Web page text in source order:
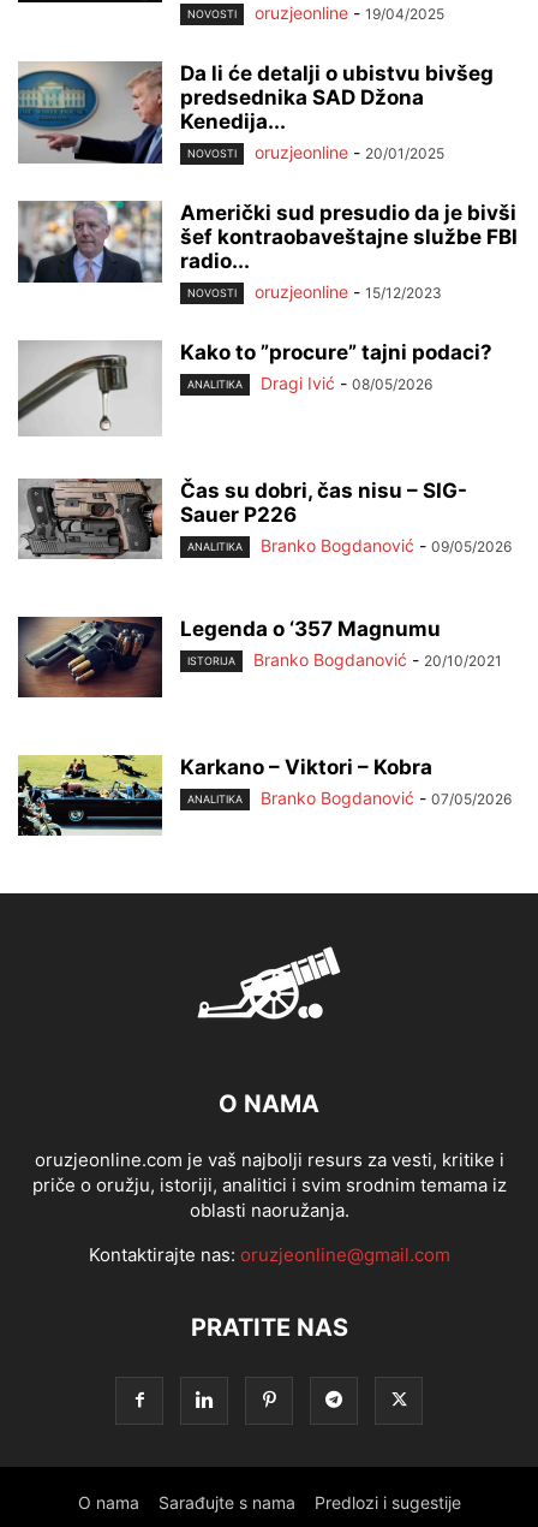
NOVOSTI oruzjeonline - 19/04/2025
Da li će detalji o ubistvu bivšeg
predsednika SAD Džona
Kenedija...
NOVOSTI oruzjeonline - 20/01/2025
Američki sud presudio da je bivši
šef kontraobaveštajne službe FBI
radio...
NOVOSTI oruzjeonline - 15/12/2023
Kako to ”procure” tajni podaci?
ANALITIKA Dragi Ivić - 08/05/2026
Čas su dobri, čas nisu – SIG-
Sauer P226
ANALITIKA Branko Bogdanović - 09/05/2026
Legenda o ‘357 Magnumu
ISTORIJA Branko Bogdanović - 20/10/2021
Karkano – Viktori – Kobra
ANALITIKA Branko Bogdanović - 07/05/2026
O NAMA
oruzjeonline.com je vaš najbolji resurs za vesti, kritike i
priče o oružju, istoriji, analitici i svim srodnim temama iz
oblasti naoružanja.
Kontaktirajte nas: oruzjeonline@gmail.com
PRATITE NAS
O nama Sarađujte s nama Predlozi i sugestije